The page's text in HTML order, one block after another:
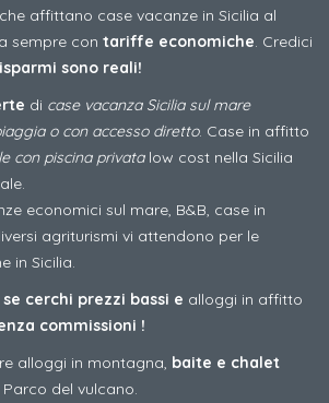
che affittano case vacanze in Sicilia al
sempre con tariffe economiche. Credici
sono reali!
di case vacanza Sicilia sul mare
o con accesso diretto. Case in affitto
con piscina privatalow cost nella Sicilia
economici sul mare, B&B, case in
agriturismi vi attendono per le
in Sicilia.
se cerchi prezzi bassi e alloggi in affitto
commissioni !
alloggi in montagna, baite e chalet
del vulcano.